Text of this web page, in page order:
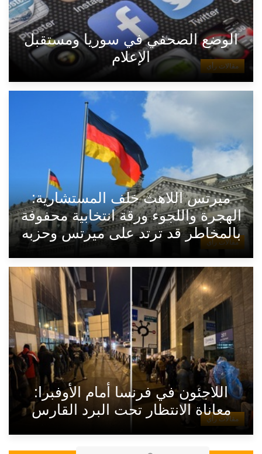
مقالات رأي
الوضع الصحفي في سوريا ومستقبل
الإعلام
مقالات رأي
ميرتس اللاهث خلف المستشارية:
الهجرة واللجوء ورقة انتخابية محفوفة
بالمخاطر قد ترتد على ميرتس وحزبه
مقالات رأي
اللاجئون في فرنسا أمام الأوفبرا:
معاناة الانتظار تحت البرد القارس